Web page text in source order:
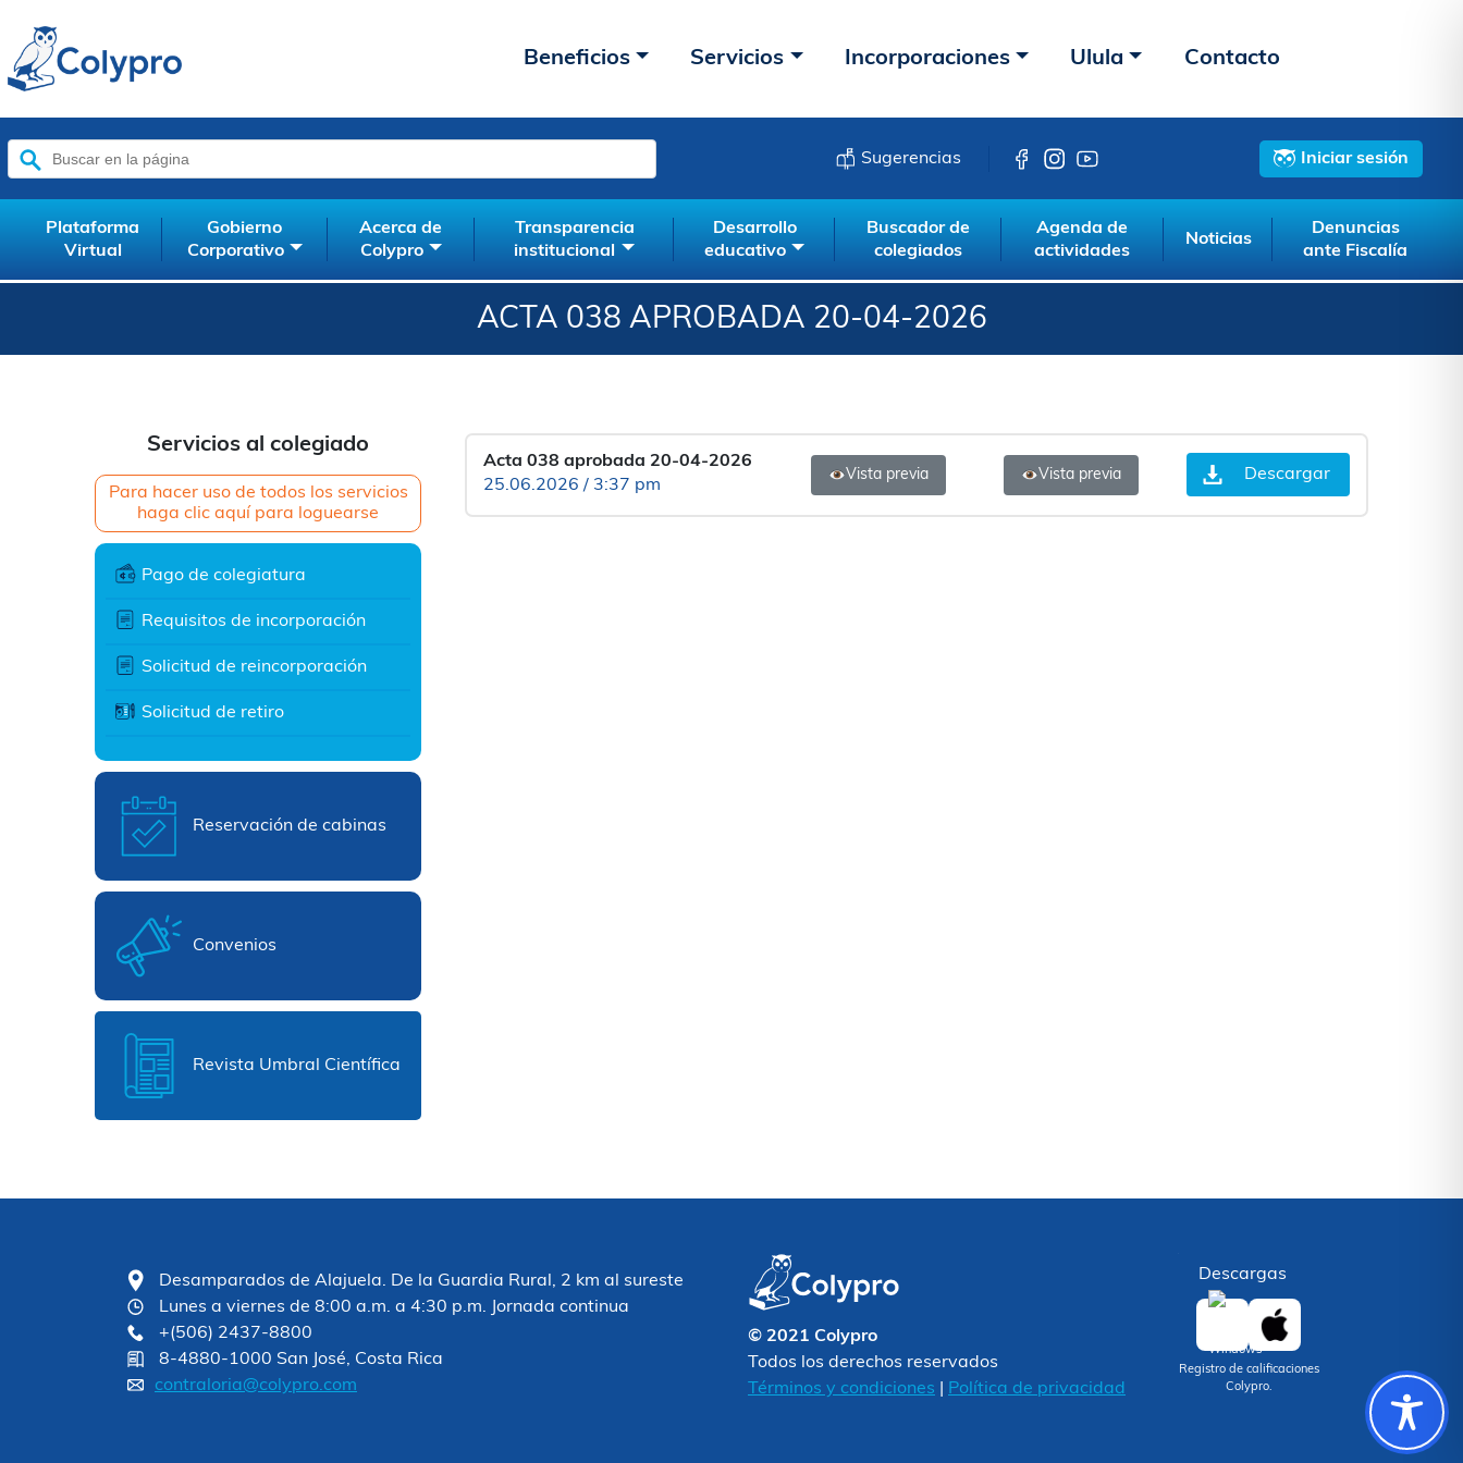
Beneficios Servicios Incorporaciones Ulula Contacto
Buscar:
Sugerencias Iniciar sesión
Plataforma
Virtual
Gobierno
Corporativo
Acerca de
Colypro
Transparencia
institucional
Desarrollo
educativo
Buscador de
colegiados
Agenda de
actividades
Noticias
Denuncias
ante Fiscalía
ACTA 038 APROBADA 20-04-2026
Servicios al colegiado
Para hacer uso de todos los servicios
haga clic aquí para loguearse
Pago de colegiatura
Requisitos de incorporación
Solicitud de reincorporación
Solicitud de retiro
Reservación de cabinas
Convenios
Revista Umbral Científica
Acta 038 aprobada 20-04-2026
25.06.2026 / 3:37 pm
Vista previa Vista previa Descargar
Desamparados de Alajuela. De la Guardia Rural, 2 km al sureste
Lunes a viernes de 8:00 a.m. a 4:30 p.m. Jornada continua
+(506) 2437-8800
8-4880-1000 San José, Costa Rica
contraloria@colypro.com
© 2021 Colypro
Todos los derechos reservados
Términos y condiciones
Política de privacidad
Descargas
Registro de calificaciones
Colypro.